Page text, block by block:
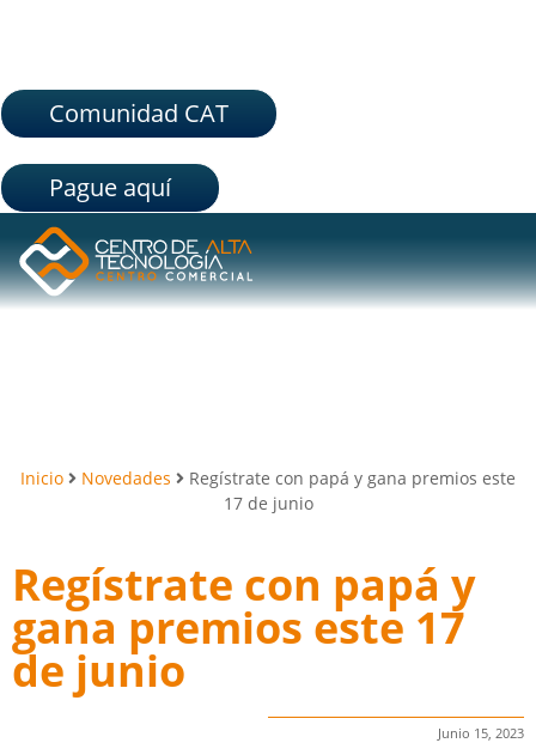
Comunidad CAT
Pague aquí
Inicio Novedades
Regístrate con papá y gana premios este
17 de junio
Regístrate con papá y
gana premios este 17
de junio
Junio 15, 2023